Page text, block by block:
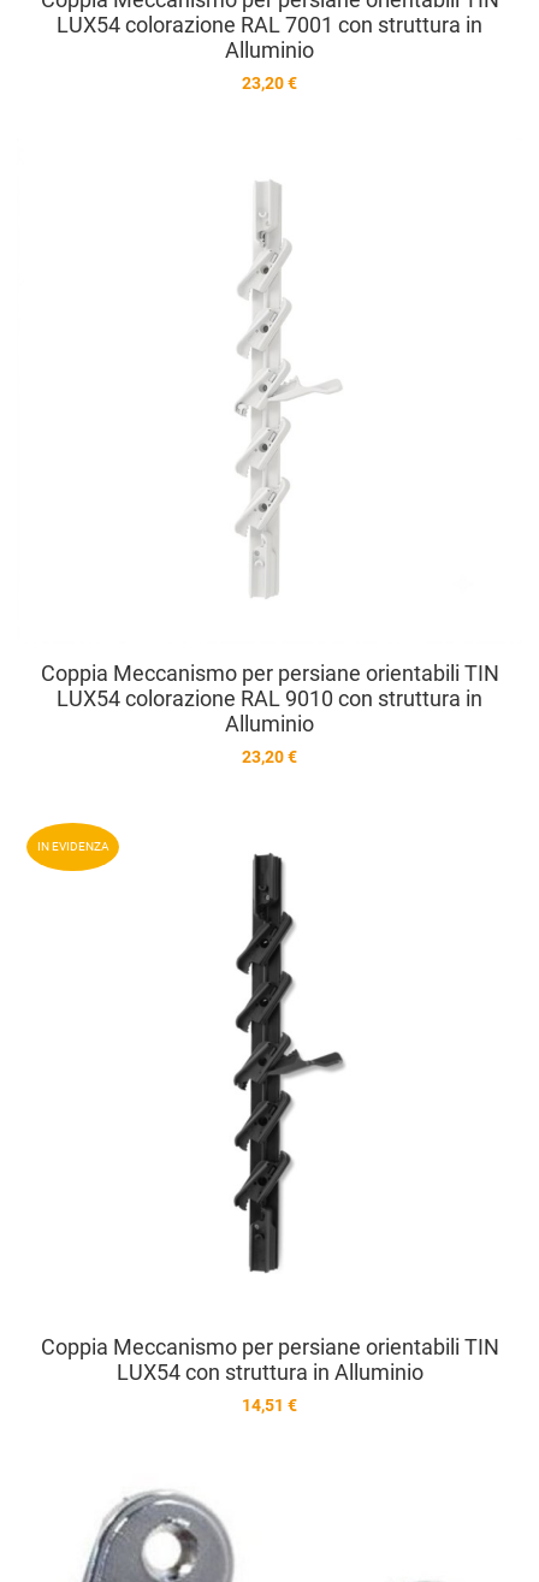
LUX54 colorazione RAL 7001 con struttura in
Alluminio
23,20 €
Coppia Meccanismo per persiane orientabili TIN
LUX54 colorazione RAL 9010 con struttura in
Alluminio
23,20 €
IN EVIDENZA
Coppia Meccanismo per persiane orientabili TIN
LUX54 con struttura in Alluminio
14,51 €